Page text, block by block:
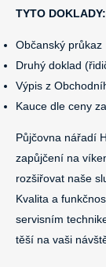
TYTO DOKLADY:
Občanský průkaz
Druhý doklad
Výpis z
Kauce dle ceny
Půjčovna nářadí
zapůjčení na
rozšiřovat naše
Kvalita a
servisním
těší na vaši